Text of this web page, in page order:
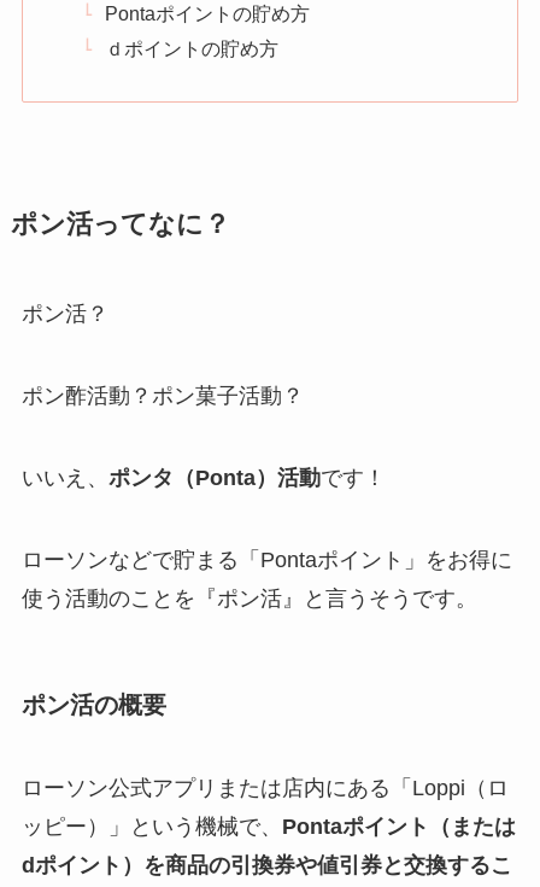
Pontaポイントの貯め方
ｄポイントの貯め方
ポン活ってなに？
ポン活？
ポン酢活動？ポン菓子活動？
いいえ、 ポンタ（Ponta）活動です！
ローソンなどで貯まる「Pontaポイント」をお得に
使う活動のことを『ポン活』と言うそうです。
ポン活の概要
ローソン公式アプリまたは店内にある 「Loppi（ロ
ッピー）」
という機械で、 Pontaポイント（または
dポイント）を商品の引換券や値引券と交換するこ